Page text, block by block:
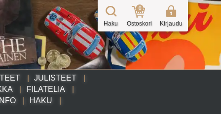
JULISTEET
FILATELIA
HAKU
Haku
0
Ostoskori Kirjaudu